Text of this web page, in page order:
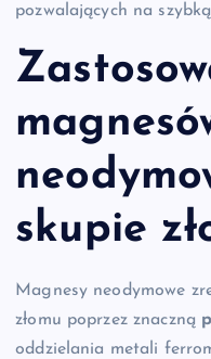
pozwalających na
skupie
Magnesy neodymowe
złomu poprzez znaczną
oddzielania metali